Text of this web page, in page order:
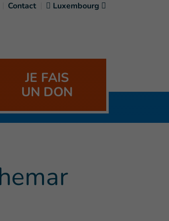
Contact Luxembourg
JE FAIS
UN DON